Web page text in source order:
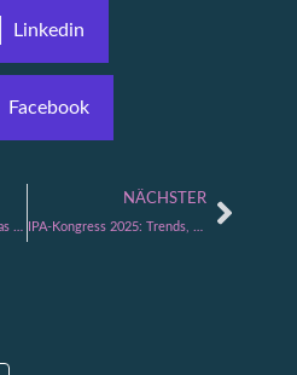
Linkedin
Facebook
NÄCHSTER